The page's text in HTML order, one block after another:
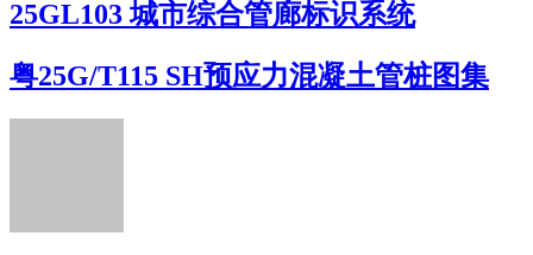
25GL103 城市综合管廊标识系统
粤25G/T115 SH预应力混凝土管桩图集